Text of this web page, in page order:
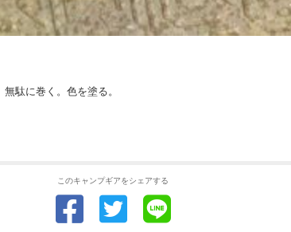
駄に巻く。色を塗る。
このキャンプギアをシェアする